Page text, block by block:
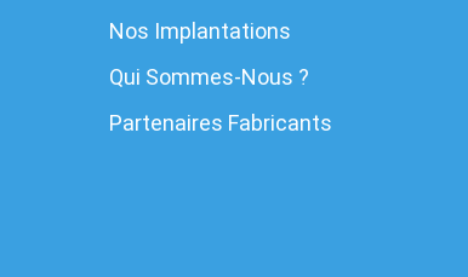
Nos Implantations
Qui Sommes-Nous ?
Partenaires Fabricants